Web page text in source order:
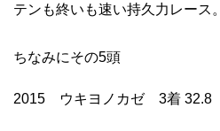
テンも終いも速い持久力レース。
ちなみにその5頭
2015 ウキヨノカゼ 3着 32.8